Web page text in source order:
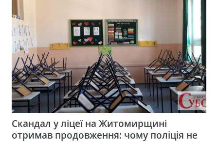
Скандал у ліцеї на Житомирщині
отримав продовження: чому поліція не